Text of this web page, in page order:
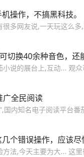
操作，不搞黑科技。
多网友说,一天玩这么多
切换40余种音色，还
说的展台上,互动... 观
广全民阅读
国内知名电子阅读平台
个错误操作，应该尽
法,今天主要为大... 这